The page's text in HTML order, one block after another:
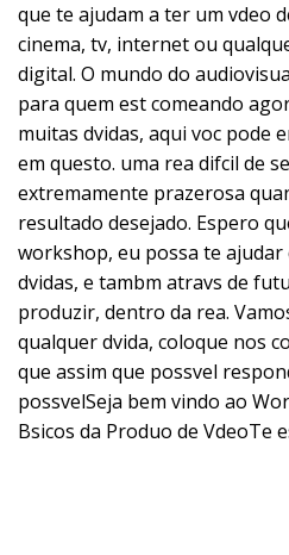
que te ajudam a ter um vdeo
cinema, tv, internet ou
digital. O mundo do
para quem est comeando
muitas dvidas, aqui voc pode
em questo. uma rea difcil de
extremamente prazerosa
resultado desejado. Espero
workshop, eu possa te ajudar
dvidas, e tambm atravs de
produzir, dentro da rea.
qualquer dvida, coloque nos
que assim que possvel
possvelSeja bem vindo ao
Bsicos da Produo de VdeoTe